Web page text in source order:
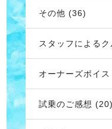
その他 (36)
スタッフによる
オーナーズボイ
試乗のご感想 (20)